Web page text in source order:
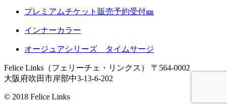
プレミアムチケット販売予約受付🎫
インナーカラー
オージュアシリーズ タイムサージ
Felice Links（フェリーチェ・リンクス）
〒564-0002
大阪府吹田市岸部中3-13-6-202
© 2018 Felice Links